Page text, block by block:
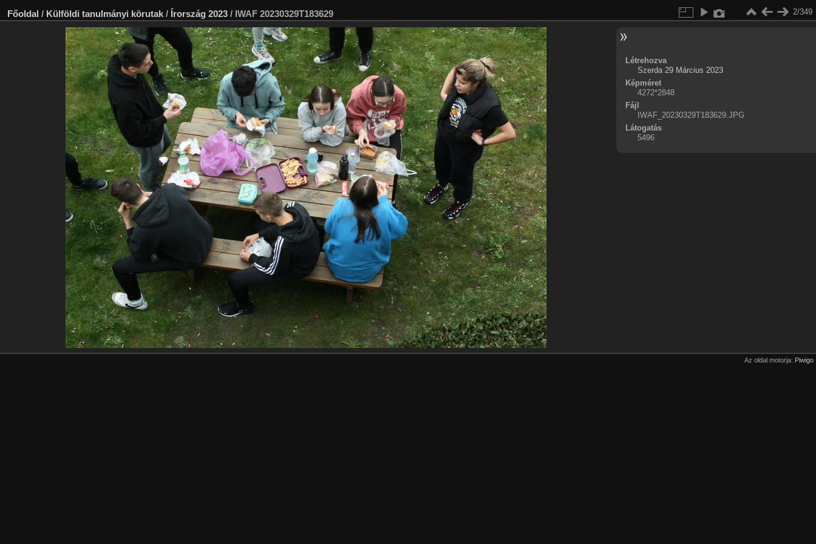
Főoldal / Külföldi tanulmányi körutak / Írország 2023 / IWAF 20230329T183629 2/349
Létrehozva
Szerda 29 Március 2023
Képméret
4272*2848
Fájl
IWAF_20230329T183629.JPG
Látogatás
5496
Az oldal motorja: Piwigo